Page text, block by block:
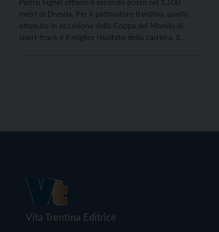
metri di Dresda. Per il pattinatore trentino, quello
ottenuto in occasione della Coppa del Mondo di
short-track è il miglior risultato della carriera. Il
Vita Trentina Editrice